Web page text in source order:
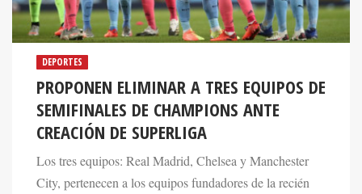
DEPORTES
PROPONEN ELIMINAR A TRES EQUIPOS DE
SEMIFINALES DE CHAMPIONS ANTE
CREACIÓN DE SUPERLIGA
Los tres equipos: Real Madrid, Chelsea y Manchester
City, pertenecen a los equipos fundadores de la recién